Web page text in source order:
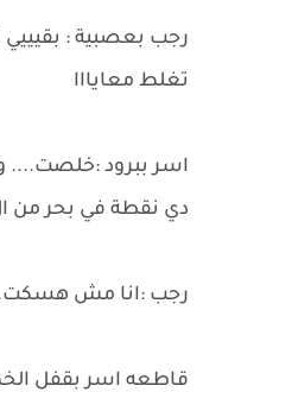
رجب بعصبية : بقيييي
تغلط معايااا
اسر ببرود :خلصت....
دي نقطة في بحر من
رجب :انا مش
قاطعه اسر بقفل